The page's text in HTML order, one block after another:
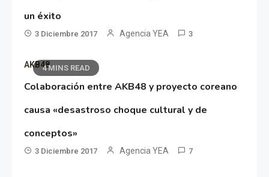
un éxito
3 Diciembre 2017 Agencia YEA 3
4 MINS READ
AKB48
Colaboración entre AKB48 y proyecto coreano
causa «desastroso choque cultural y de
conceptos»
3 Diciembre 2017 Agencia YEA 7